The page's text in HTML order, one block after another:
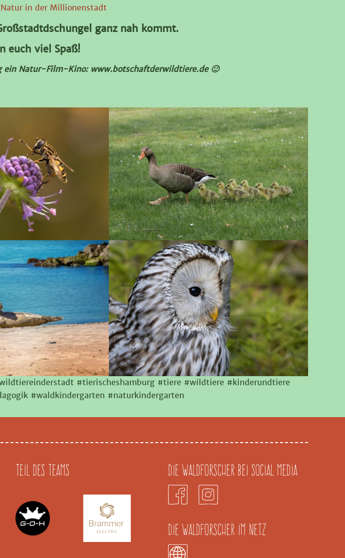
in der Millionenstadt
ganz nah kommt.
euch viel Spaß!
ein Natur-Film-Kino: www.botschaftderwildtiere.de 🙂
#tierischeshamburg #tiere #wildtiere #kinderundtiere
#waldkindergarten #naturkindergarten
Teil des Teams Die Waldforscher bei Social Media
Die Waldforscher im Netz